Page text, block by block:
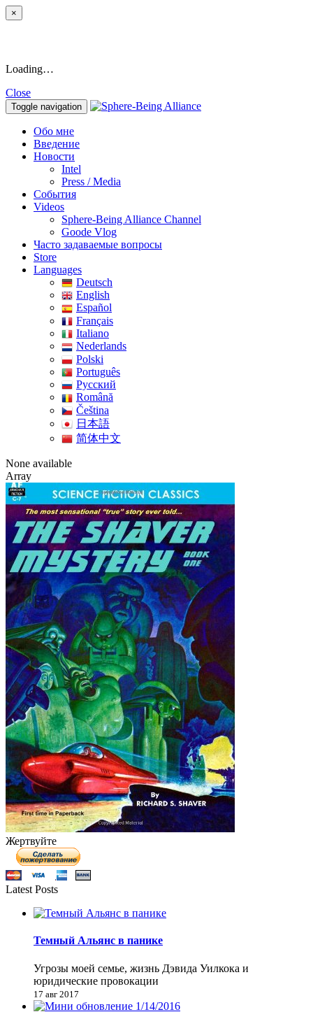
×
Loading…
Close
Toggle navigation
Обо мне
Введение
Новости
Intel
Press / Media
События
Videos
Sphere-Being Alliance Channel
Goode Vlog
Часто задаваемые вопросы
Store
Languages
Deutsch
English
Español
Français
Italiano
Nederlands
Polski
Português
Pусский
Română
Čeština
日本語
简体中文
None available
Array
Жертвуйте
Latest Posts
Темный Альянс в панике
Угрозы моей семье, жизнь Дэвида Уилкока и
юридические провокации
17 авг 2017